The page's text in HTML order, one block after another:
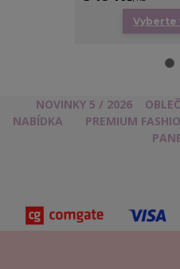
Vyberte
NOVINKY 5 / 2026
NABÍDKA
PREMIUM